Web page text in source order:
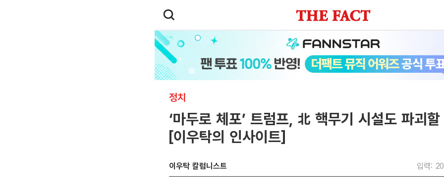
정치
‘마두로 체포’ 트럼프, 北 핵무기 시설도 파괴
[이우탁의 인사이트]
이우탁 칼럼니스트 입력: